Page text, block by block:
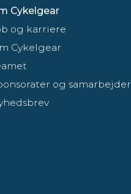
Cykelgear
og karriere
Cykelgear
og samarbejder